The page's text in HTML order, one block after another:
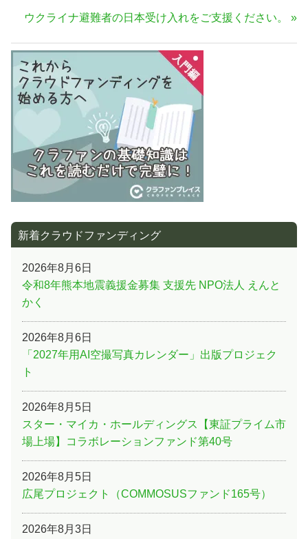
ゲ
ー
シ
ョ
ン
事:
次
記
事:
ウクライナ避難者の日本受け入れをご支援ください。
新着クラウドファンディング
2026年8月6日
令和8年熊本地震義援金募集 支援先 NPO法人 えんと
かく
2026年8月6日
「2027年用AI空撮写真カレンダー」出版プロジェク
ト
2026年8月5日
スター・マイカ・ホールディングス【東証プライム市
場上場】コラボレーションファンド第40号
2026年8月5日
広尾プロジェクト（COMMOSUSファンド165号）
2026年8月3日